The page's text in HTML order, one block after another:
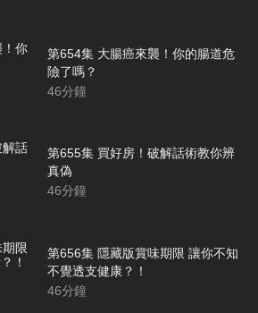
第654集 大腸癌來襲！你的腸道危
險了嗎？
46分鐘
第655集 買好房！破解話術教你辨
真偽
46分鐘
第656集 隱藏版賞味期限 讓你不知
不覺透支健康？！
46分鐘